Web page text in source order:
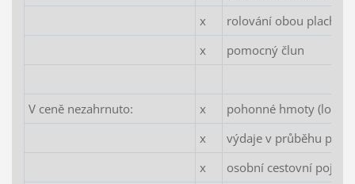
x
rolování obou plachet
x
pomocný člun
V ceně nezahrnuto: x
pohonné hmoty (loď
x
výdaje v průběhu
x
osobní cestovní